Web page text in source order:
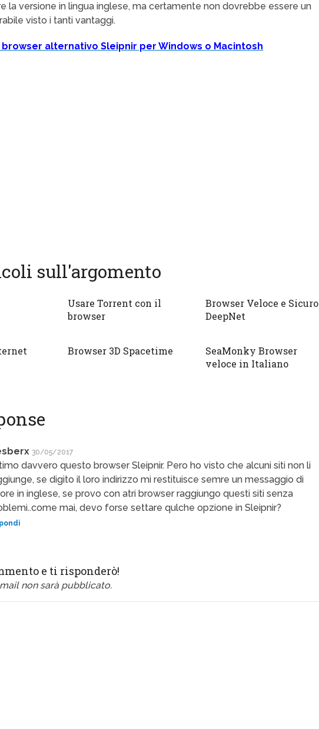
la versione in lingua inglese, ma certamente non dovrebbe essere un
visto i tanti vantaggi.
alternativo Sleipnir per Windows o Macintosh
sull'argomento
Usare Torrent con il
browser
Browser Veloce e Sicuro
DeepNet
Browser 3D Spacetime
SeaMonky Browser
veloce in Italiano
30/05/2017
davvero questo browser Sleipnir. Pero ho visto che alcuni siti non li
se digito il loro indirizzo mi restituisce semre un messaggio di
in inglese, se provo con atri browser raggiungo questi siti senza
mai, devo forse settare qulche opzione in Sleipnir?
e ti risponderò!
non sarà pubblicato.